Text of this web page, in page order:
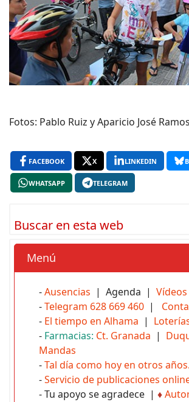
Fotos: Pablo Ruiz y Aparicio José Ramos
FACEBOOK X LINKEDIN
WHATSAPP TELEGRAM
Buscar en esta web
Menú
-Ausencias | Agenda | Vídeos
-Telegram 628 669 460 |
- El tiempo en Alhama |
- Farmacias: Ct. Granada |
Mandas
-Tal día como hoy en otros
-Servicio de publicaciones
- Tu apoyo se agradece | ♦